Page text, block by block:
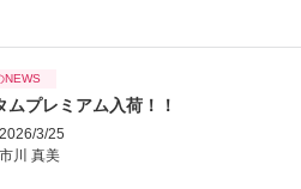
NEWS
ムプレミアム入荷！！
3/25
市川 真美